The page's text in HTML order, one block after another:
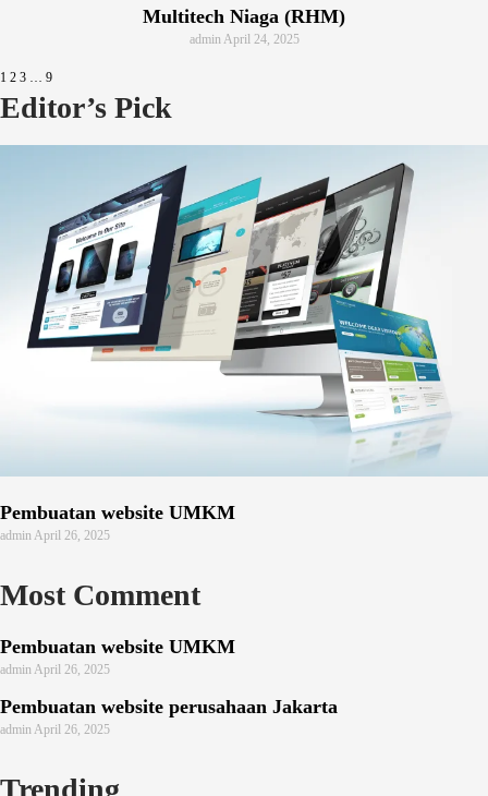
Multitech Niaga (RHM)
adminApril 24, 2025
1 2 3 … 9
Editor’s Pick
Pembuatan website UMKM
admin April 26, 2025
Most Comment
Pembuatan website UMKM
admin April 26, 2025
Pembuatan website perusahaan Jakarta
admin April 26, 2025
Trending